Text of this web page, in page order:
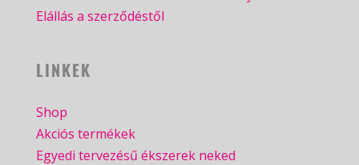
Elállás a szerződéstől
LINKEK
Shop
Akciós termékek
Egyedi tervezésű ékszerek neked